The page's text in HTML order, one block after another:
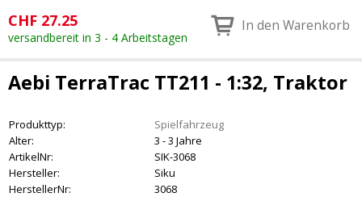
CHF 27.25
versandbereit in 3 - 4 Arbeitstagen
In den Warenkorb
Aebi TerraTrac TT211 - 1:32, Traktor
Produkttyp:
Spielfahrzeug
Alter:
3 - 3 Jahre
ArtikelNr:
SIK-3068
Hersteller:
Siku
HerstellerNr:
3068